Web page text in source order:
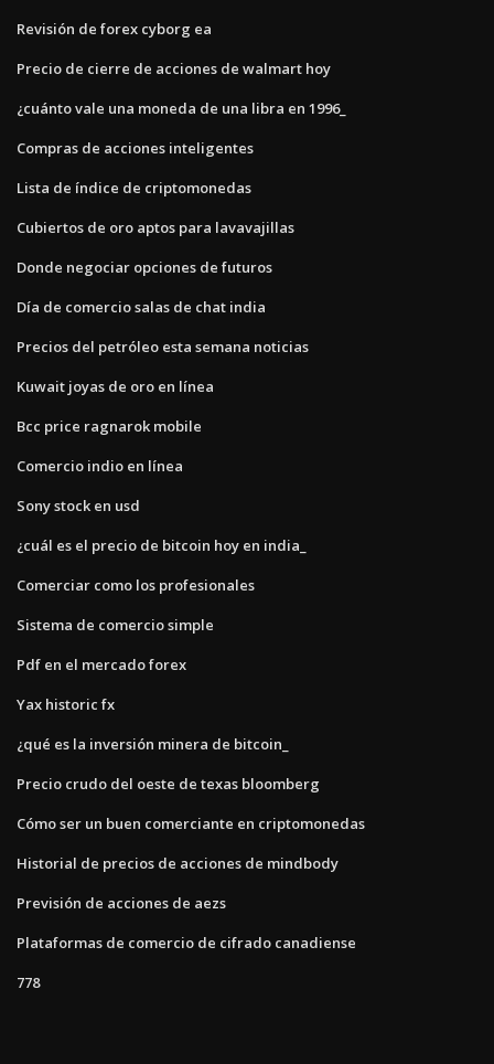
Revisión de forex cyborg ea
Precio de cierre de acciones de walmart hoy
¿cuánto vale una moneda de una libra en 1996_
Compras de acciones inteligentes
Lista de índice de criptomonedas
Cubiertos de oro aptos para lavavajillas
Donde negociar opciones de futuros
Día de comercio salas de chat india
Precios del petróleo esta semana noticias
Kuwait joyas de oro en línea
Bcc price ragnarok mobile
Comercio indio en línea
Sony stock en usd
¿cuál es el precio de bitcoin hoy en india_
Comerciar como los profesionales
Sistema de comercio simple
Pdf en el mercado forex
Yax historic fx
¿qué es la inversión minera de bitcoin_
Precio crudo del oeste de texas bloomberg
Cómo ser un buen comerciante en criptomonedas
Historial de precios de acciones de mindbody
Previsión de acciones de aezs
Plataformas de comercio de cifrado canadiense
778